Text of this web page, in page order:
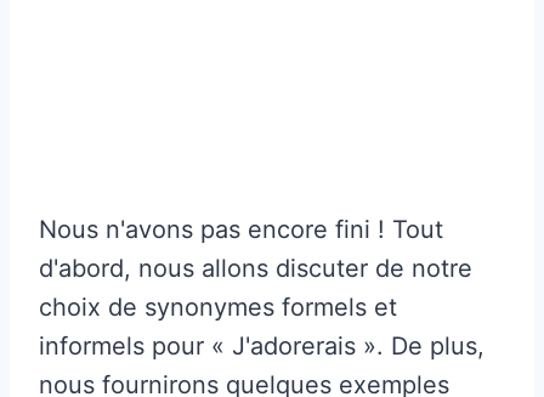
Nous n'avons pas encore fini ! Tout
d'abord, nous allons discuter de notre
choix de synonymes formels et
informels pour « J'adorerais ». De plus,
nous fournirons quelques exemples